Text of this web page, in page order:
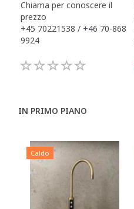
Chiama per conoscere il
prezzo
+45 70221538 / +46 70-868
9924
IN PRIMO PIANO
Caldo